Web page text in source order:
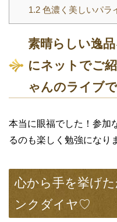
1.2色濃く美しいパラ
素晴らしい逸
にネットでご
ゃんのライブ
本当に眼福でした！参加
るのも楽しく勉強になり
心から手を挙げ
ンクダイヤ♡